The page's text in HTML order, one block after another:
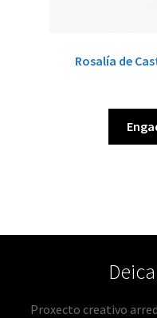
Rosalía de
Proxecto creativo